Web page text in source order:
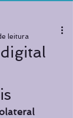
leitura